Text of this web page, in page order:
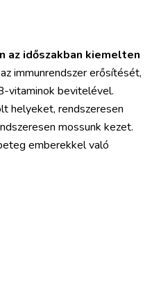
az időszakban kiemelten
immunrendszer erősítését,
vitaminok bevitelével.
helyeket, rendszeresen
mossunk kezet.
emberekkel való